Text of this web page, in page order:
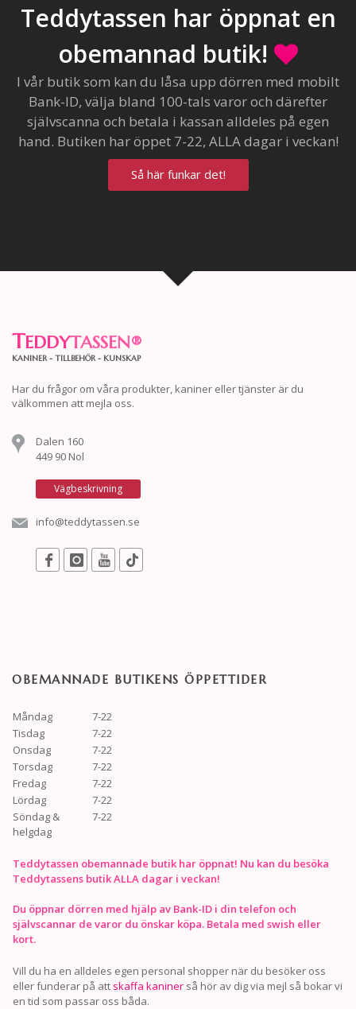
Teddytassen har öppnat en
obemannad butik!
I vår butik som kan du låsa upp dörren med mobilt
Bank-ID, välja bland 100-tals varor och därefter
självscanna och betala i kassan alldeles på egen
hand. Butiken har öppet 7-22, ALLA dagar i veckan!
Så här funkar det!
TEDDYTASSEN®
KANINER - TILLBEHÖR - KUNSKAP
Har du frågor om våra produkter, kaniner eller tjänster är du
välkommen att mejla oss.
Dalen 160
449 90 Nol
Vägbeskrivning
info@teddytassen.se
OBEMANNADE BUTIKENS ÖPPETTIDER
Måndag
7-22
Tisdag
7-22
Onsdag
7-22
Torsdag
7-22
Fredag
7-22
Lördag
7-22
Söndag &
helgdag
7-22
Teddytassen obemannade butik har öppnat! Nu kan du besöka
Teddytassens butik ALLA dagar i veckan!
Du öppnar dörren med hjälp av Bank-ID i din telefon och
självscannar de varor du önskar köpa. Betala med swish eller
kort.
Vill du ha en alldeles egen personal shopper när du besöker oss
eller funderar på att skaffa kaniner så hör av dig via mejl så bokar vi
en tid som passar oss båda.